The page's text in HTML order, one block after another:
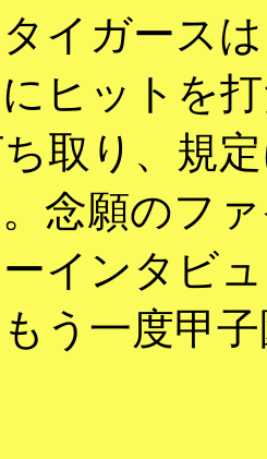
イガース
ヒットを
取り、規
念願のフ
インタビ
う一度甲